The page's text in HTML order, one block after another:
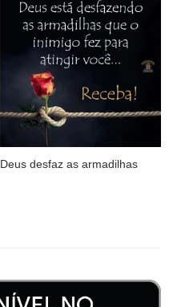
Deus desfaz as armadilhas